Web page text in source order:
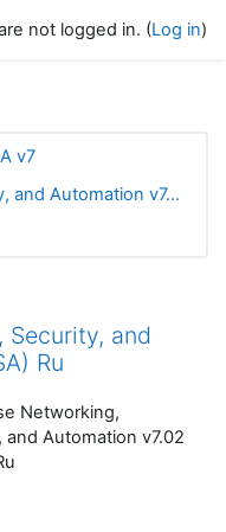
not logged in. (Log in)
v7
and Automation v7...
and
Ru
Networking,
and Automation v7.02